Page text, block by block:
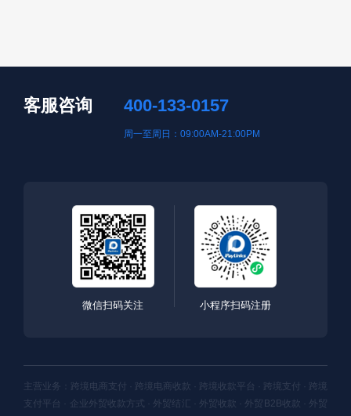
客服咨询 400-133-0157
周一至周日：09:00AM-21:00PM
微信扫码关注 小程序扫码注册
主营业务：跨境电商支付 · 跨境电商收款 · 跨境收款平台 · 跨境支付 · 跨境
支付平台 · 企业外贸收款方式 · 外贸结汇 · 外贸收款 · 外贸B2B收款 · 外贸